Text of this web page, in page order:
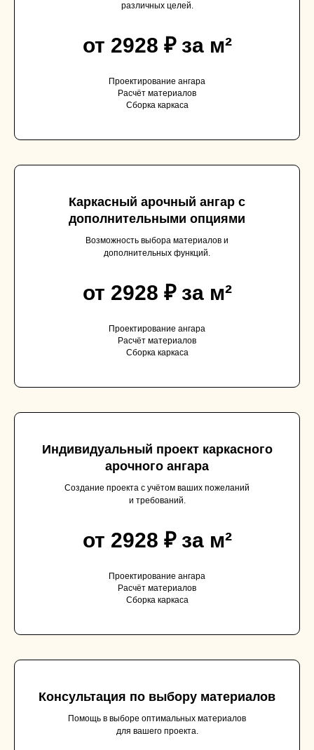
различных целей.
от 2928 ₽ за м²
Проектирование ангара
Расчёт материалов
Сборка каркаса
Каркасный арочный ангар с
дополнительными опциями
Возможность выбора материалов и
дополнительных функций.
от 2928 ₽ за м²
Проектирование ангара
Расчёт материалов
Сборка каркаса
Индивидуальный проект каркасного
арочного ангара
Создание проекта с учётом ваших пожеланий
и требований.
от 2928 ₽ за м²
Проектирование ангара
Расчёт материалов
Сборка каркаса
Консультация по выбору материалов
Помощь в выборе оптимальных материалов
для вашего проекта.